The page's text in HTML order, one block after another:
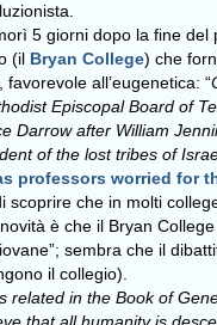
5 giorni dopo la fine
(il Bryan College) che
favorevole all’eugenetica: “
Episcopal Board of
Darrow after William
of the lost tribes of
professors worried for
che in molti
è che il Bryan
sembra che il
il collegio).
in the Book of